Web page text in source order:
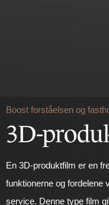
Boost forståelsen og
3D-
En 3D-produktfilm er en
funktionerne og fordelene
service. Denne type film